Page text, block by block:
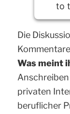
to
Die
Was meint
privaten
beruflicher